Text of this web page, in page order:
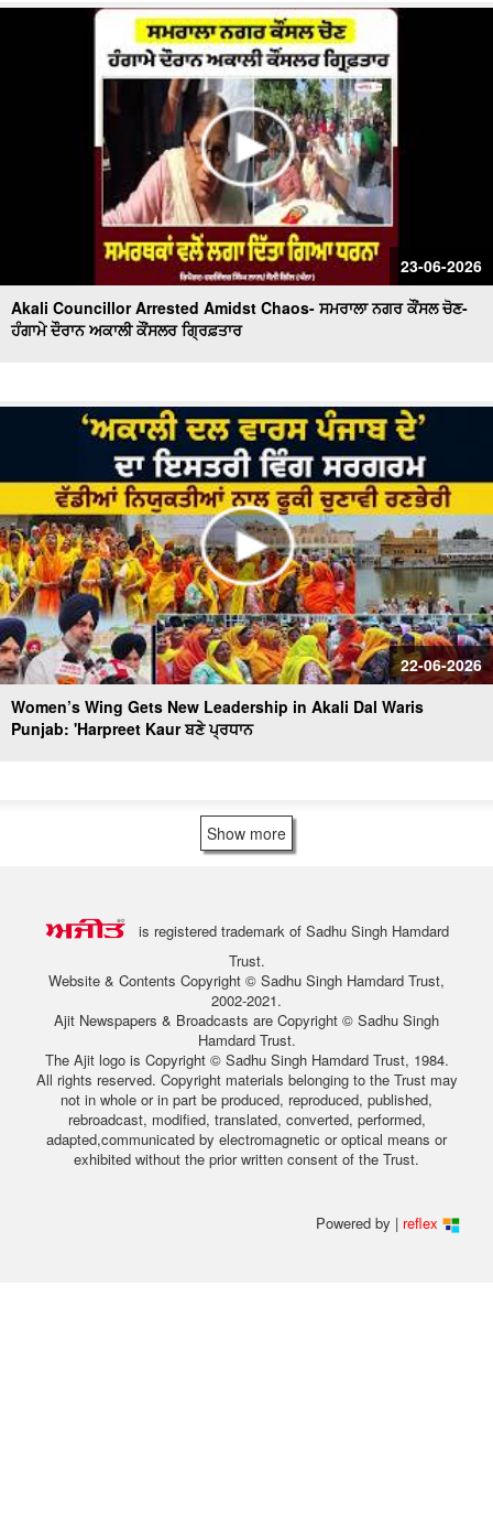
23-06-2026
Akali Councillor Arrested Amidst Chaos- ਸਮਰਾਲਾ ਨਗਰ ਕੌਂਸਲ ਚੋਣ-
ਹੰਗਾਮੇ ਦੌਰਾਨ ਅਕਾਲੀ ਕੌਂਸਲਰ ਗ੍ਰਿਫ਼ਤਾਰ
22-06-2026
Women’s Wing Gets New Leadership in Akali Dal Waris
Punjab: 'Harpreet Kaur ਬਣੇ ਪ੍ਰਧਾਨ
Show more
is registered trademark of Sadhu Singh Hamdard
Trust.
Website & Contents Copyright © Sadhu Singh Hamdard Trust,
2002-2021.
Ajit Newspapers & Broadcasts are Copyright © Sadhu Singh
Hamdard Trust.
The Ajit logo is Copyright © Sadhu Singh Hamdard Trust, 1984.
All rights reserved. Copyright materials belonging to the Trust may
not in whole or in part be produced, reproduced, published,
rebroadcast, modified, translated, converted, performed,
adapted,communicated by electromagnetic or optical means or
exhibited without the prior written consent of the Trust.
Powered by | reflex